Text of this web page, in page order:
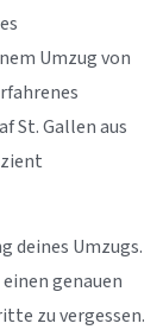
Umzug von
St. Gallen aus
deines Umzugs.
genauen
zu vergessen.